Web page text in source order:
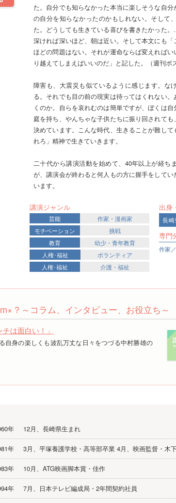
た。自分でも知らなかった本当に楽しそうな自
の自分を知らなかったのかもしれない。そして
た。どうしても生きている喜びを書きたかった
深ければ深いほど、朝は近い。そして本文にも
ほどの問題はない。それが運命ならば変えれば
り越えてしまえばいいのだ」と記した。（週刊ポ
障害も、大震災も似ているように感じます。な
る。それでも目の前の現実は待ってはくれない
くのか。自らを哀れむのは簡単ですが、ぼくは
庭を持ち、やんちゃな子供たちに振り回されて
決めています。こんな時代、生きることが難し
れろ」精神で生きていきます。
二十代から講演活動を始めて、40年以上が経ち
が、講演会が終わると何人もの方に握手をして
います。
講演ジャンル
芸能
作家・漫画家
モチベーション
挑戦
教育
幼少・青年教育
人権･福祉
ボランティア
人権･福祉
介護・福祉
出身
長崎
専門
作家
？～コラム、インタビュー、お役立ち～
は面白い！」
自身の楽しくも波乱万丈な日々をつづる中村勝雄の
年 12月、長崎県生まれ
年 3月、平塚養護学校・高等部卒業 4月、映画監督・木
年 10月、ATG映画脚本賞・佳作
年 7月、日本テレビ編成局・2年間契約社員